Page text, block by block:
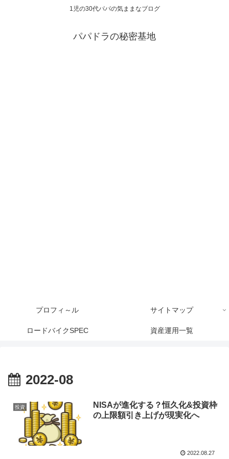
1児の30代パパの気ままなブログ
パパドラの秘密基地
プロフィ～ル サイトマップ
ロードバイクSPEC 資産運用一覧
2022-08
投資
NISAが進化する？恒久化&投資枠
の上限額引き上げが現実化へ
2022.08.27